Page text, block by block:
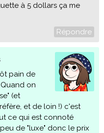
à 5 dollars ça me
Répondre
pain de
on
(et
et de loin !) c'est
ce qui est connoté
de "luxe" donc le prix